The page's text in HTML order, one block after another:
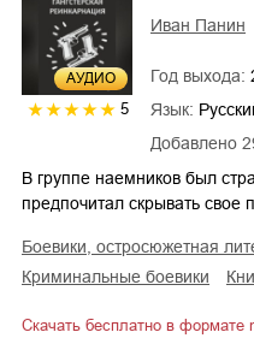
AУДИО
5
Добавлено
Иван Панин
Год выхода:
Язык:
В группе наемников был
предпочитал скрывать
боевики, остросюжетная
криминальные боевики
Скачать бесплатно в формате